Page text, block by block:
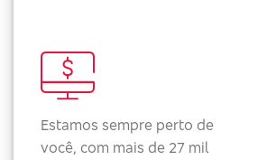
Estamos sempre perto de
você, com mais de 27 mil